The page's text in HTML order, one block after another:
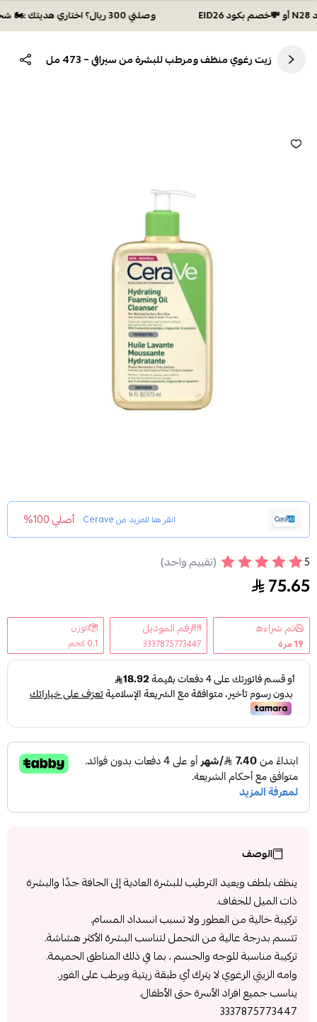
وصلتي 300 ريال؟ اختاري هديتك :🏍 شحن مجاني بكود N28 أو 💸خصم بكود EID26
زيت رغوي منظف ومرطب للبشرة من سيرافي – 473 مل
انقر هنا للمزيد منCerave أصلي 100%
زيت رغوي منظف ومرطب للبشرة من سيرافي – 473 مل
5 (تقييم واحد)
75.65
تم شراءه
19مرة
رقم الموديل
3337875773447
الوزن
0.1 كجم
الوصف
ينظف بلطف ويعيد الترطيب للبشرة العادية إلى الجافة جدًا والبشرة
ذات الميل للجفاف.
تركيبة خالية من العطور ولا تسبب انسداد المسام.
تتسم بدرجة عالية من التحمل لتناسب البشرة الأكثر هشاشة.
تركيبة مناسبة للوجه والجسم ، بما في ذلك المناطق الحميمة.
وامه الزيتي الرغوي لا يترك أي طبقة زيتية ويرطب على الفور.
يناسب جميع افراد الأسرة حتى الأطفال.
3337875773447